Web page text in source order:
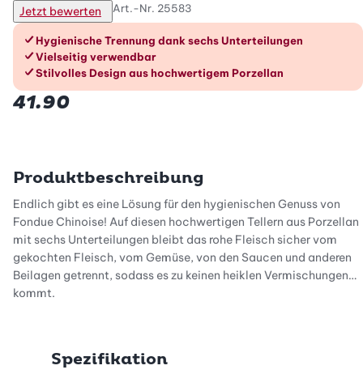
Jetzt bewerten Art.-Nr. 25583
Die Vorteile im Überblick
Hygienische Trennung dank sechs Unterteilungen
Vielseitig verwendbar
Stilvolles Design aus hochwertigem Porzellan
41.90
Produktbeschreibung
Endlich gibt es eine Lösung für den hygienischen Genuss von
Fondue Chinoise! Auf diesen hochwertigen Tellern aus Porzellan
mit sechs Unterteilungen bleibt das rohe Fleisch sicher vom
gekochten Fleisch, vom Gemüse, von den Saucen und anderen
Beilagen getrennt, sodass es zu keinen heiklen Vermischungen
kommt.
kann beim Fondue Chinoise grosszügig und vielseitig gefüllt
Spezifikation